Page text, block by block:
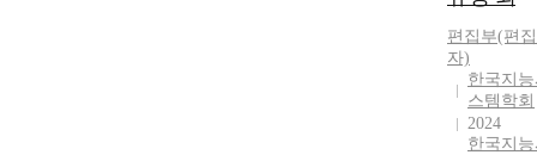
편집부(편집
자)
한국지
스템학회
2024
한국지